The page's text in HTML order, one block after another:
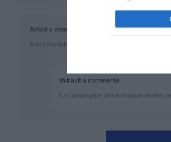
Airbid a commenté :
Aie! La braderie ce n’est pas bon signe.
thibault a commenté :
La compagnie lance chaque année